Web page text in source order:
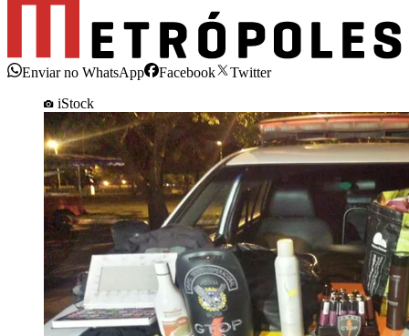
Enviar no WhatsApp Facebook
Twitter
iStock